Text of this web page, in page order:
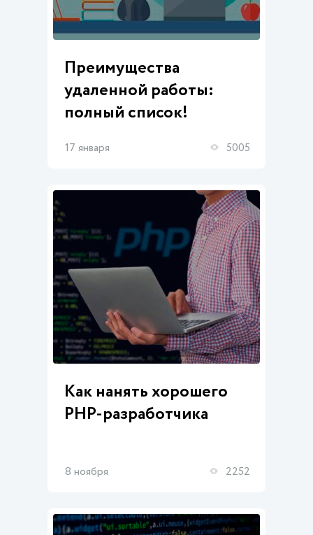
Преимущества
удаленной работы:
полный список!
17 января 5005
Как нанять хорошего
PHP-разработчика
8 ноября 2252